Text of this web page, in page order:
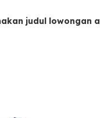
judul lowongan